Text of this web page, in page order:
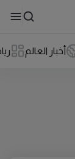
أخبار العالم